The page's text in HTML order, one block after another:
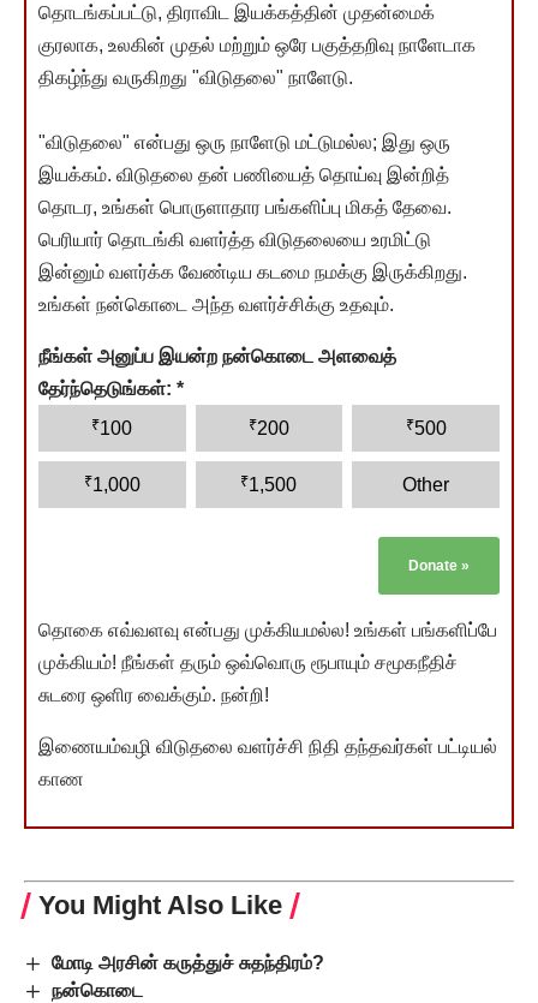
தொடங்கப்பட்டு, திராவிட இயக்கத்தின் முதன்மைக்
குரலாக, உலகின் முதல் மற்றும் ஒரே பகுத்தறிவு நாளேடாக
திகழ்ந்து வருகிறது "விடுதலை" நாளேடு.
"விடுதலை" என்பது ஒரு நாளேடு மட்டுமல்ல; இது ஒரு
இயக்கம். விடுதலை தன் பணியைத் தொய்வு இன்றித்
தொடர, உங்கள் பொருளாதார பங்களிப்பு மிகத் தேவை.
பெரியார் தொடங்கி வளர்த்த விடுதலையை உரமிட்டு
இன்னும் வளர்க்க வேண்டிய கடமை நமக்கு இருக்கிறது.
உங்கள் நன்கொடை அந்த வளர்ச்சிக்கு உதவும்.
நீங்கள் அனுப்ப இயன்ற நன்கொடை அளவைத்
தேர்ந்தெடுங்கள்: *
₹100 ₹200 ₹500
₹1,000 ₹1,500 Other
Donate »
தொகை எவ்வளவு என்பது முக்கியமல்ல! உங்கள் பங்களிப்பே
முக்கியம்! நீங்கள் தரும் ஒவ்வொரு ரூபாயும் சமூகநீதிச்
சுடரை ஒளிர வைக்கும். நன்றி!
இணையம்வழி விடுதலை வளர்ச்சி நிதி தந்தவர்கள் பட்டியல்
காண
You Might Also Like
மோடி அரசின் கருத்துச் சுதந்திரம்?
நன்கொடை